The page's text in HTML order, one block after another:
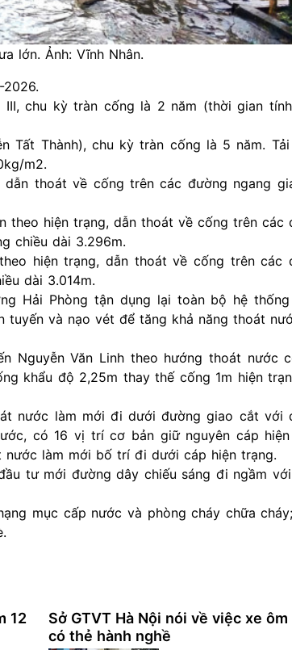
lớn. Ảnh: Vĩnh Nhân.
chu kỳ tràn cống là 2 năm (thời gian
Tất Thành), chu kỳ tràn cống là 5 năm.
m2.
thoát về cống trên các đường ngang
theo hiện trạng, dẫn thoát về cống trên các
chiều dài 3.296m.
hiện trạng, dẫn thoát về cống trên các
dài 3.014m.
Hải Phòng tận dụng lại toàn bộ hệ
và nạo vét để tăng khả năng thoát
Nguyễn Văn Linh theo hướng thoát nước
khẩu độ 2,25m thay thế cống 1m hiện
nước làm mới đi dưới đường giao cắt với
có 16 vị trí cơ bản giữ nguyên cáp
nước làm mới bố trí đi dưới cáp hiện trạng.
tư mới đường dây chiếu sáng đi ngầm
mục cấp nước và phòng cháy chữa
12
Sở GTVT Hà Nội nói về việc xe ôm
có thẻ hành nghề